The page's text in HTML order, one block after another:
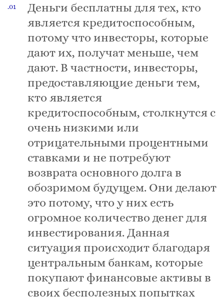
Деньги бесплатны для тех, кто
является кредитоспособным,
потому что инвесторы, которые
дают их, получат меньше, чем
дают. В частности, инвесторы,
предоставляющие деньги тем,
кто является
кредитоспособным, столкнутся с
очень низкими или
отрицательными процентными
ставками и не потребуют
возврата основного долга в
обозримом будущем. Они делают
это потому, что у них есть
огромное количество денег для
инвестирования. Данная
ситуация происходит благодаря
центральным банкам, которые
покупают финансовые активы в
своих бесполезных попытках